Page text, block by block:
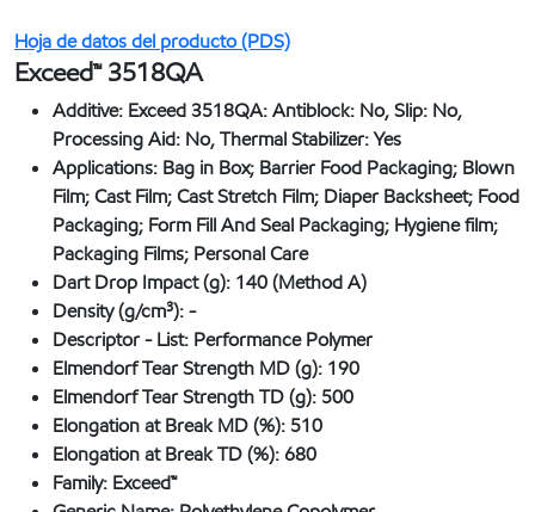
Hoja de datos del producto (PDS)
Exceed™ 3518QA
Additive: Exceed 3518QA: Antiblock: No, Slip: No,
Processing Aid: No, Thermal Stabilizer: Yes
Applications: Bag in Box; Barrier Food Packaging; Blown
Film; Cast Film; Cast Stretch Film; Diaper Backsheet; Food
Packaging; Form Fill And Seal Packaging; Hygiene film;
Packaging Films; Personal Care
Dart Drop Impact (g): 140 (Method A)
Density (g/cm³):-
Descriptor - List: Performance Polymer
Elmendorf Tear Strength MD (g): 190
Elmendorf Tear Strength TD (g): 500
Elongation at Break MD (%): 510
Elongation at Break TD (%):680
Family: Exceed™